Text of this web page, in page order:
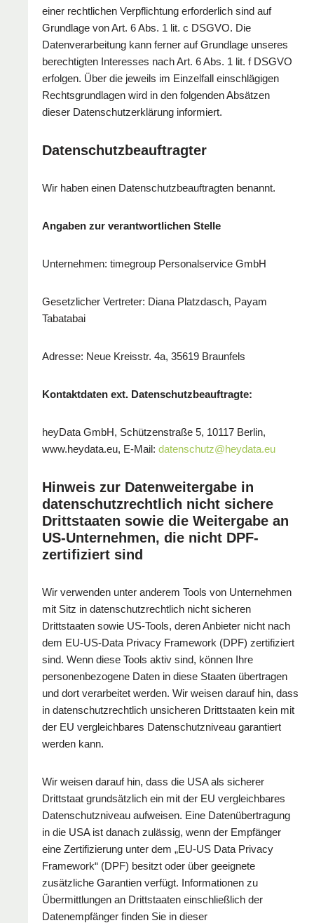
einer rechtlichen Verpflichtung erforderlich sind auf
Grundlage von Art. 6 Abs. 1 lit. c DSGVO. Die
Datenverarbeitung kann ferner auf Grundlage unseres
berechtigten Interesses nach Art. 6 Abs. 1 lit. f DSGVO
erfolgen. Über die jeweils im Einzelfall einschlägigen
Rechtsgrundlagen wird in den folgenden Absätzen
dieser Datenschutzerklärung informiert.
Datenschutz­beauftragter
Wir haben einen Datenschutzbeauftragten benannt.
Angaben zur verantwortlichen Stelle
Unternehmen: timegroup Personalservice GmbH
Gesetzlicher Vertreter: Diana Platzdasch, Payam
Tabatabai
Adresse: Neue Kreisstr. 4a, 35619 Braunfels
Kontaktdaten ext. Datenschutzbeauftragte:
heyData GmbH, Schützenstraße 5, 10117 Berlin,
www.heydata.eu, E-Mail: datenschutz@heydata.eu
Hinweis zur Datenweitergabe in
datenschutzrechtlich nicht sichere
Drittstaaten sowie die Weitergabe an
US-Unternehmen, die nicht DPF-
zertifiziert sind
Wir verwenden unter anderem Tools von Unternehmen
mit Sitz in datenschutzrechtlich nicht sicheren
Drittstaaten sowie US-Tools, deren Anbieter nicht nach
dem EU-US-Data Privacy Framework (DPF) zertifiziert
sind. Wenn diese Tools aktiv sind, können Ihre
personenbezogene Daten in diese Staaten übertragen
und dort verarbeitet werden. Wir weisen darauf hin, dass
in datenschutzrechtlich unsicheren Drittstaaten kein mit
der EU vergleichbares Datenschutzniveau garantiert
werden kann.
Wir weisen darauf hin, dass die USA als sicherer
Drittstaat grundsätzlich ein mit der EU vergleichbares
Datenschutzniveau aufweisen. Eine Datenübertragung
in die USA ist danach zulässig, wenn der Empfänger
eine Zertifizierung unter dem „EU-US Data Privacy
Framework“ (DPF) besitzt oder über geeignete
zusätzliche Garantien verfügt. Informationen zu
Übermittlungen an Drittstaaten einschließlich der
Datenempfänger finden Sie in dieser